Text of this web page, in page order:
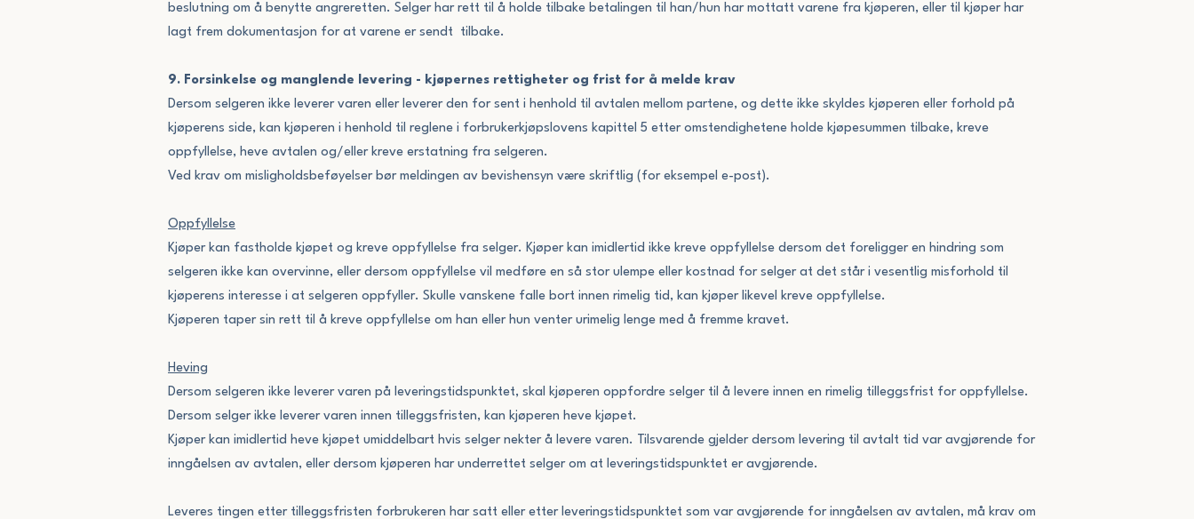
beslutning om å benytte angreretten. Selger har rett til å holde tilbake betalingen til han/hun har mottatt varene fra kjøperen, eller til kjøper har
lagt frem dokumentasjon for at varene er sendt tilbake.
9. Forsinkelse og manglende levering - kjøpernes rettigheter og frist for å melde krav
Dersom selgeren ikke leverer varen eller leverer den for sent i henhold til avtalen mellom partene, og dette ikke skyldes kjøperen eller forhold på
kjøperens side, kan kjøperen i henhold til reglene i forbrukerkjøpslovens kapittel 5 etter omstendighetene holde kjøpesummen tilbake, kreve
oppfyllelse, heve avtalen og/eller kreve erstatning fra selgeren.
Ved krav om misligholdsbeføyelser bør meldingen av bevishensyn være skriftlig (for eksempel e-post).
Oppfyllelse
Kjøper kan fastholde kjøpet og kreve oppfyllelse fra selger. Kjøper kan imidlertid ikke kreve oppfyllelse dersom det foreligger en hindring som
selgeren ikke kan overvinne, eller dersom oppfyllelse vil medføre en så stor ulempe eller kostnad for selger at det står i vesentlig misforhold til
kjøperens interesse i at selgeren oppfyller. Skulle vanskene falle bort innen rimelig tid, kan kjøper likevel kreve oppfyllelse.
Kjøperen taper sin rett til å kreve oppfyllelse om han eller hun venter urimelig lenge med å fremme kravet.
Heving
Dersom selgeren ikke leverer varen på leveringstidspunktet, skal kjøperen oppfordre selger til å levere innen en rimelig tilleggsfrist for oppfyllelse.
Dersom selger ikke leverer varen innen tilleggsfristen, kan kjøperen heve kjøpet.
Kjøper kan imidlertid heve kjøpet umiddelbart hvis selger nekter å levere varen. Tilsvarende gjelder dersom levering til avtalt tid var avgjørende for
inngåelsen av avtalen, eller dersom kjøperen har underrettet selger om at leveringstidspunktet er avgjørende.
Leveres tingen etter tilleggsfristen forbrukeren har satt eller etter leveringstidspunktet som var avgjørende for inngåelsen av avtalen, må krav om